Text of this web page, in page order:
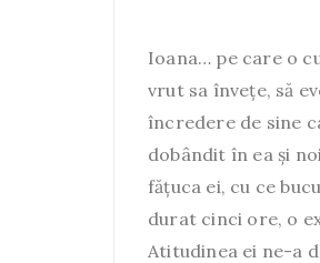
Ioana… pe care o
vrut sa învețe, să
încredere de sine
dobândit în ea și
fățuca ei, cu ce
durat cinci ore, o
Atitudinea ei ne-a